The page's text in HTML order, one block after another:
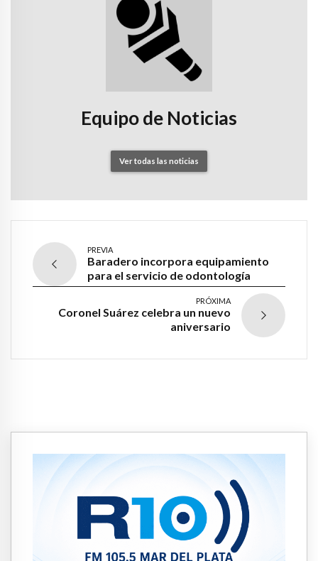
Equipo de Noticias
Ver todas las noticias
PREVIA
Baradero incorpora equipamiento
para el servicio de odontología
PRÓXIMA
Coronel Suárez celebra un nuevo
aniversario